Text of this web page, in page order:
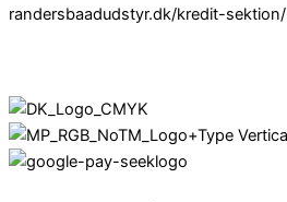
randersbaadudstyr.dk/kredit-sektion/